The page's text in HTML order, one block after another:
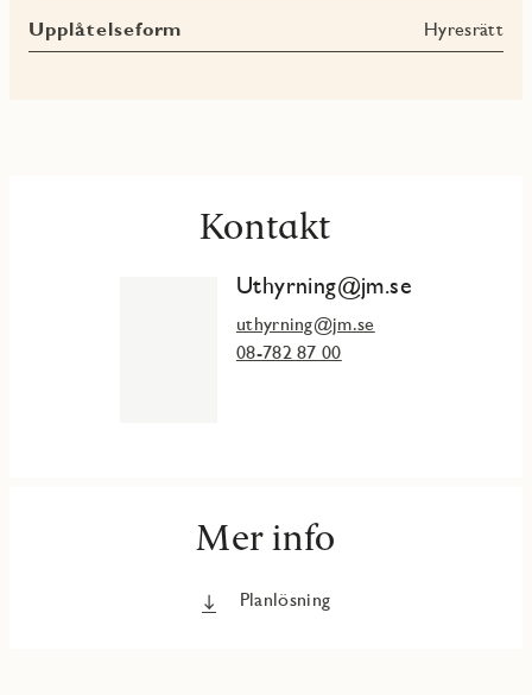
Upplåtelseform Hyresrätt
Kontakt
Uthyrning@jm.se
uthyrning@jm.se
08-782 87 00
Mer info
Planlösning